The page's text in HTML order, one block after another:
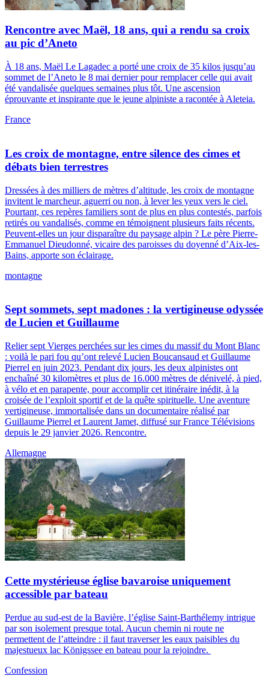
Rencontre avec Maël, 18 ans, qui a rendu sa croix
au pic d’Aneto
À 18 ans, Maël Le Lagadec a porté une croix de 35 kilos jusqu’au
sommet de l’Aneto le 8 mai dernier pour remplacer celle qui avait
été vandalisée quelques semaines plus tôt. Une ascension
éprouvante et inspirante que le jeune alpiniste a racontée à Aleteia.
France
Les croix de montagne, entre silence des cimes et
débats bien terrestres
Dressées à des milliers de mètres d’altitude, les croix de montagne
invitent le marcheur, aguerri ou non, à lever les yeux vers le ciel.
Pourtant, ces repères familiers sont de plus en plus contestés, parfois
retirés ou vandalisés, comme en témoignent plusieurs faits récents.
Peuvent-elles un jour disparaître du paysage alpin ? Le père Pierre-
Emmanuel Dieudonné, vicaire des paroisses du doyenné d’Aix-les-
Bains, apporte son éclairage.
montagne
Sept sommets, sept madones : la vertigineuse odyssée
de Lucien et Guillaume
Relier sept Vierges perchées sur les cimes du massif du Mont Blanc
: voilà le pari fou qu’ont relevé Lucien Boucansaud et Guillaume
Pierrel en juin 2023. Pendant dix jours, les deux alpinistes ont
enchaîné 30 kilomètres et plus de 16.000 mètres de dénivelé, à pied,
à vélo et en parapente, pour accomplir cet itinéraire inédit, à la
croisée de l’exploit sportif et de la quête spirituelle. Une aventure
vertigineuse, immortalisée dans un documentaire réalisé par
Guillaume Pierrel et Laurent Jamet, diffusé sur France Télévisions
depuis le 29 janvier 2026. Rencontre.
Allemagne
Cette mystérieuse église bavaroise uniquement
accessible par bateau
Perdue au sud-est de la Bavière, l’église Saint-Barthélemy intrigue
par son isolement presque total. Aucun chemin ni route ne
permettent de l’atteindre : il faut traverser les eaux paisibles du
majestueux lac Königssee en bateau pour la rejoindre.
Confession